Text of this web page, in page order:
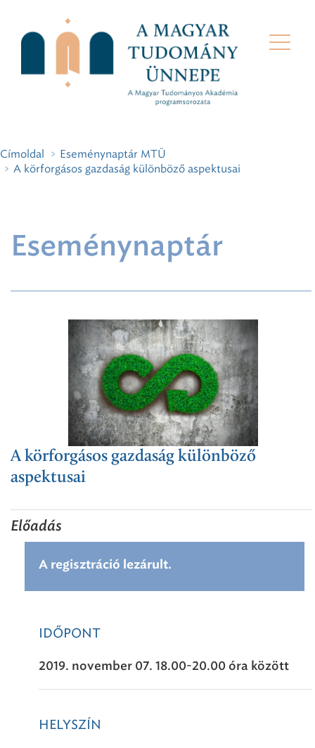
Címoldal
Eseménynaptár MTÜ
A körforgásos gazdaság különböző aspektusai
Eseménynaptár
A körforgásos gazdaság különböző
aspektusai
Előadás
A regisztráció lezárult.
IDŐPONT
2019. november 07. 18.00-20.00 óra között
HELYSZÍN